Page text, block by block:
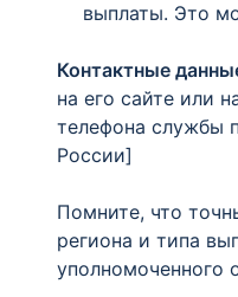
выплаты. Это
Контактные
на его сайте или
телефона службы
России]
Помните, что
региона и типа
уполномоченного